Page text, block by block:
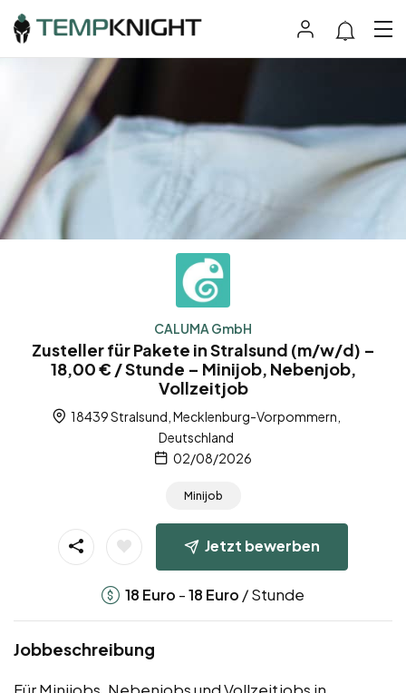
CALUMA GmbH
Zusteller für Pakete in Stralsund (m/w/d) –
18,00 € / Stunde – Minijob, Nebenjob,
Vollzeitjob
18439 Stralsund, Mecklenburg-Vorpommern,
Deutschland
02/08/2026
Minijob
Jetzt bewerben
18 Euro -18 Euro / Stunde
Jobbeschreibung